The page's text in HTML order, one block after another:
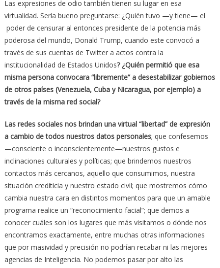
Las expresiones de odio también tienen su lugar en esa
virtualidad. Sería bueno preguntarse: ¿Quién tuvo —y tiene— el
poder de censurar al entonces presidente de la potencia más
poderosa del mundo, Donald Trump, cuando este convocó a
través de sus cuentas de Twitter a actos contra la
institucionalidad de Estados Unidos? ¿Quién permitió que esa
misma persona convocara “libremente” a desestabilizar gobiernos
de otros países (Venezuela, Cuba y Nicaragua, por ejemplo) a
través de la misma red social?
Las redes sociales nos brindan una virtual “libertad” de expresión
a cambio de todos nuestros datos personales; que confesemos
—consciente o inconscientemente—nuestros gustos e
inclinaciones culturales y políticas; que brindemos nuestros
contactos más cercanos, aquello que consumimos, nuestra
situación crediticia y nuestro estado civil; que mostremos cómo
cambia nuestra cara en distintos momentos para que un amable
programa realice un “reconocimiento facial”; que demos a
conocer cuáles son los lugares que más visitamos o dónde nos
encontramos exactamente, entre muchas otras informaciones
que por masividad y precisión no podrían recabar ni las mejores
agencias de Inteligencia. No podemos pasar por alto las